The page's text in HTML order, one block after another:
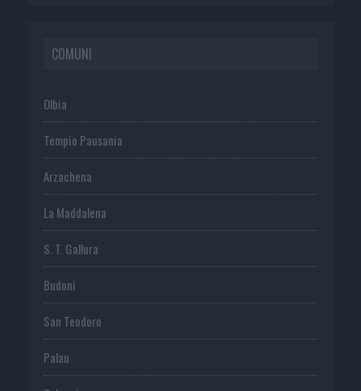
COMUNI
Olbia
Tempio Pausania
Arzachena
La Maddalena
S. T. Gallura
Budoni
San Teodoro
Palau